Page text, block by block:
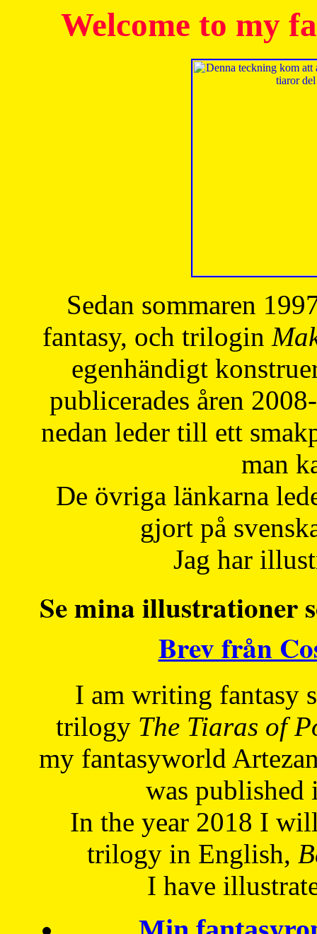
Welcome to my
Sedan sommaren
fantasy, och trilogin
egenhändigt
publicerades åren
nedan leder till ett
man
De övriga länkarna
gjort på
Jag har
Se mina illustrationer
Brev från
I am writing fantasy
trilogy The Tiaras of
my fantasyworld
was published
In the year 2018 I
trilogy in English,
I have